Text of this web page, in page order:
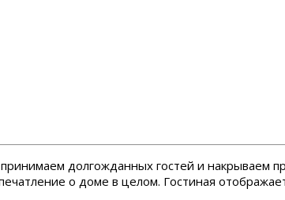
долгожданных гостей и
о доме в целом. Гостиная